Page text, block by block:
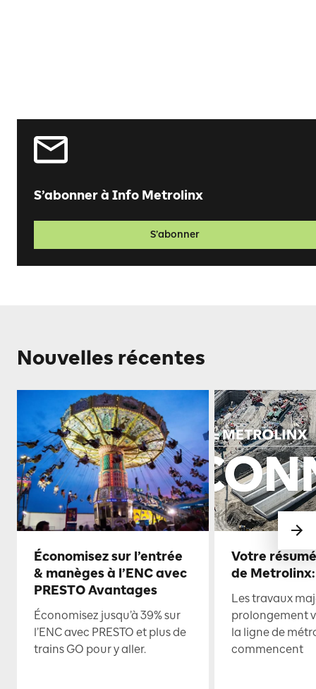
S’abonner à Info Metrolinx
S’abonner
Nouvelles récentes
Économisez sur l’entrée
& manèges à l’ENC avec
PRESTO Avantages
Économisez jusqu’à 39% sur
l’ENC avec PRESTO et plus de
trains GO pour y aller.
Votre
de
Les travaux
prolongement
la ligne de
commencent